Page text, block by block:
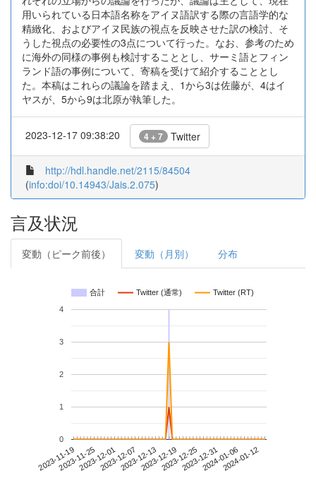
用いられている日本語名称をアイヌ語訳する際の言語学的な
精緻化、およびアイヌ民族の視点を反映させた訳の検討、そ
うした視点の必要性の3点について行った。なお、参考のため
に海外の同様の事例も検討することとし、サーミ語とフィン
ランド語の事例について、寄稿を受けて紹介することとし
た。本稿はこれらの議論を踏まえ、1から3は佐藤が、4はイ
ヤスが、5から9は北原が執筆した。
2023-12-17 09:38:20 4 + 7 Twitter
http://hdl.handle.net/2115/84504
(info:doi/10.14943/Jais.2.075)
言及状況
変動（ピーク前後） 変動（月別） 分布
合計 Twitter (通常) Twitter (RT)
2023-11-192023-11-252023-12-012023-12-072023-12-132023-12-192023-12-252023-12-312024-01-062024-01-12
0
1
2
3
4